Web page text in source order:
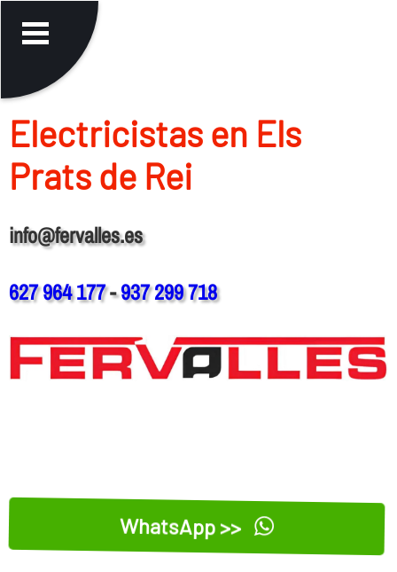
Electricistas en Els
Prats de Rei
info@fervalles.es
627 964 177-937 299 718
WhatsApp >>